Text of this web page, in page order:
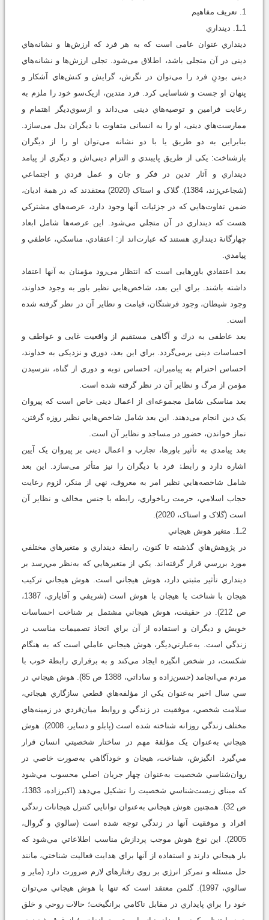
1. تعريف مفاهيم
1ـ1. دينداري
دﯾﻨﺪاري ﻋﻨﻮان ﻋﺎﻣﯽ اﺳﺖ ﮐﻪ ﺑﻪ ﻫﺮ ﻓﺮد ﮐﻪ ارزش‌ها و ﻧﺸﺎﻧﻪ‌ﻫﺎي
دﯾﻨﯽ در آن ﻣﺘﺠﻠﯽ ﺑﺎﺷﺪ، اطﻼق ﻣﯽ‌ﺷﻮد. ﺗﺠﻠﯽ ارزش‌ها و ﻧﺸﺎﻧﻪ‌ﻫﺎي
دﯾﻨﯽ ﺑﻮدنِ ﻓﺮد را ﻣﯽ‌ﺗﻮان در ﻧﮕﺮش، ﮔﺮاﯾﺶ و کنش‌هاي آﺷﮑﺎر و
ﭘﻨﻬﺎن او ﺟﺴﺖ و ﺷﻨﺎﺳﺎﯾﯽ ﮐﺮد. ﻓﺮد ﻣﺘﺪﯾﻦ، ازﯾﮏﺳﻮ ﺧﻮد را ﻣﻠﺰم ﺑﻪ
رﻋﺎﯾﺖ ﻓﺮاﻣﯿﻦ و ﺗﻮﺻﯿﻪ‌ﻫﺎي دﯾﻨﯽ ﻣﯽ‌داﻧﺪ و ازﺳﻮي‌دﯾﮕﺮ اﻫﺘﻤﺎم و
ممارست‌هاي دﯾﻨﯽ، او را ﺑﻪ اﻧﺴﺎﻧﯽ ﻣﺘﻔﺎوت ﺑﺎ دﯾﮕﺮان ﺑﺪل ﻣﯽ‌ﺳﺎزد.
ﺑﻨﺎﺑﺮاﯾﻦ ﺑﻪ دو ﻃﺮﯾﻖ ﯾﺎ ﺑﺎ دو ﻧﺸﺎﻧﻪ ﻣﯽ‌ﺗﻮان او را از دﯾﮕﺮان
ﺑﺎزﺷﻨﺎﺧﺖ: ﯾﮑﯽ از ﻃﺮﯾﻖ ﭘﺎﯾﺒﻨﺪي و اﻟﺘﺰام دﯾﻨﯽ‌اش و دﯾﮕﺮي از ﭘﯿﺎﻣﺪ
دﯾﻨﺪاري و آﺛﺎر ﺗﺪﯾﻦ در ﻓﮑﺮ و ﺟﺎن و ﻋﻤﻞ ﻓﺮدي و اﺟﺘﻤﺎعي
(شجاعي‌زند، 1384). گلاک و استاک (2020) معتقدند که در همة اديان،
ضمن تفاوت‌هايي که در جزئيات آنها وجود دارد، عرصه‌هاي مشترکي
هست که دينداري در آن متجلي مي‌شود. اين عرصه‌ها شامل ابعاد
چهارگانة دينداري هستند که عبارت‌اند از: اعتقادي، مناسکي، عاطفي و
پيامدي.
ﺑﻌﺪ اﻋﺘﻘﺎدي ﺑﺎورﻫﺎﯾﯽ است ﮐﻪ اﻧﺘﻈﺎر ﻣﯽ‌رود ﻣﺆﻣﻨﺎن ﺑﻪ آﻧﻬﺎ اﻋﺘﻘﺎد
داﺷﺘﻪ ﺑﺎﺷﻨﺪ. ﺑﺮاي اﯾﻦ ﺑﻌﺪ، شاخص‌هايي ﻧﻈﯿﺮ ﺑﺎور ﺑﻪ وﺟﻮد ﺧﺪاوﻧﺪ،
وﺟﻮد ﺷﯿﻄﺎن، وﺟﻮد ﻓﺮﺷﺘﮕﺎن، ﻗﯿﺎﻣﺖ و ﻧﻈﺎﯾﺮ آن در ﻧﻈﺮ ﮔﺮﻓﺘﻪ ﺷﺪه
اﺳﺖ.
ﺑﻌﺪ ﻋﺎﻃﻔﯽ ﺑﻪ درك و آﮔﺎﻫﯽ ﻣﺴﺘﻘﯿﻢ از واﻗﻌﯿﺖ ﻏﺎﯾﯽ و ﻋﻮاﻃﻒ و
اﺣﺴﺎﺳﺎت دﯾﻨﯽ ﺑﺮﻣﯽ‌ﮔﺮدد. ﺑﺮاي اﯾﻦ ﺑﻌﺪ، دوري و ﻧﺰدﯾﮑﯽ ﺑﻪ ﺧﺪاوﻧﺪ،
اﺣﺴﺎس اﺣﺘﺮام ﺑﻪ پيامبران، اﺣﺴﺎس ﺗﻮﺑﻪ و دوري از ﮔﻨﺎه، ﻧﺘﺮﺳﯿﺪن
ﻣﺆﻣﻦ از ﻣﺮگ و ﻧﻈﺎﯾﺮ آن در ﻧﻈﺮ ﮔﺮﻓﺘﻪ ﺷﺪه اﺳﺖ.
ﺑﻌﺪ ﻣﻨﺎﺳﮑﯽ ﺷﺎﻣﻞ مجموعه‌ای از اﻋﻤﺎل دﯾﻨﯽ ﺧﺎص اﺳﺖ ﮐﻪ ﭘﯿﺮوان
ﯾﮏ دﯾﻦ اﻧﺠﺎم ﻣﯽ‌دﻫﻨﺪ. اﯾﻦ ﺑﻌﺪ ﺷﺎﻣﻞ شاخص‌هايي ﻧﻈﯿﺮ روزه ﮔﺮﻓﺘﻦ،
ﻧﻤﺎز ﺧﻮاﻧﺪن، ﺣﻀﻮر در ﻣﺴﺎﺟﺪ و ﻧﻈﺎﯾﺮ آن اﺳﺖ.
ﺑﻌﺪ ﭘﯿﺎﻣﺪي ﺑﻪ ﺗﺄﺛﯿﺮ ﺑﺎورﻫﺎ، ﺗﺠﺎرب و اﻋﻤﺎل دﯾﻨﯽ ﺑﺮ ﭘﯿﺮوان ﯾﮏ آﯾﯿﻦ
اﺷﺎره دارد و راﺑﻄﮥ ﻓﺮد ﺑﺎ دﯾﮕﺮان را ﻧﯿﺰ ﻣﺘﺄﺛﺮ ﻣﯽسازد. اين بعد
شامل شاخصه‌هايي نظير امر به معروف، نهي از منکر، لزوم رعايت
حجاب اسلامي، حرمت رباخواري، رابطه با جنس مخالف و نظاير آن
است (گلاک و استاک، 2020).
2ـ1. متغير هوش هيجاني
در پژوهش‌هاي گذشته تا کنون، رابطة دينداري و متغيرهاي مختلفي
مورد بررسي قرار گرفته‌اند. يکي از متغيرهايي که به‌نظر مي‌رسد بر
دينداري تأثير مثبتي دارد، هوش هيجاني است. هوش هيجاني ترکيب
هيجان با شناخت يا هيجان با هوش است (شريفي و آقاياري، 1387،
ص 212). در حقيقت، هوش هيجاني مشتمل بر شناخت احساسات
خويش و ديگران و استفاده از آن براي اتخاذ تصميمات مناسب در
زندگي است. به‌عبارتي‌ديگر، هوش هيجاني عاملي است که به هنگام
شکست، در شخص انگيزه ايجاد مي‌کند و به برقراري رابطة خوب با
مردم مي‌انجامد (حسن‌زاده و ساداتي، 1388 ص 85). هوش هيجاني در
سي سال اخير به‌عنوان يکي از مؤلفه‌هاي قطعي سازگاري هيجاني،
سلامت شخصي، موفقيت در زندگي و روابط ميان‌فردي در زمينه‌هاي
مختلف زندگي روزانه شناخته شده است (پابلو و دساير، 2008). هوش
هيجاني به‌عنوان يک مؤلفة مهم در ساختار شخصيتي انسان قرار
مي‌گيرد. انگيزش، شناخت، هيجان و خودآگاهي به‌صورت خاصي در
روان‌شناسي شخصيت به‌عنوان چهار جريان اصلي محسوب مي‌شود
که مبناي زيست‌شناسي شخصيت را تشکيل مي‌دهد (اکبر‌زاده، 1383،
ص 32). همچنين هوش هيجاني به‌عنوان توانايي کنترل هيجانات زندگي
افراد و موفقيت آنها در زندگي توجه شده است (سالوي و گروال،
2005). اين نوع هوش موجب پردازش مناسب اطلاعاتي مي‌شود که
بار هيجاني دارند و استفاده از آنها براي هدايت فعاليت شناختي، مانند
حل مسئله و تمرکز انرژي بر روي رفتارهاي لازم ضرورت دارد (ماير و
سالوي، 1997). گلمن معتقد است که تنها با هوش هيجاني مي‌توان
خود را براي پايداري در مقابل ناکامي برانگيخت؛ حالات روحي و خلق